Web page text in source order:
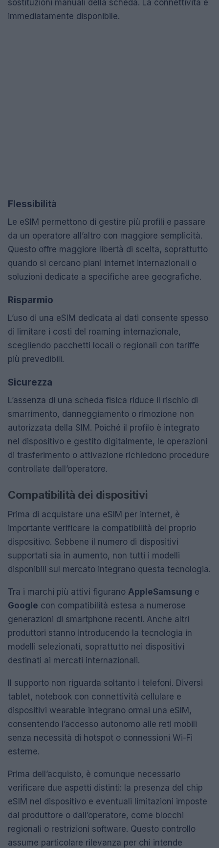
sostituzioni manuali della scheda. La connettività è
immediatamente disponibile.
Flessibilità
Le eSIM permettono di gestire più profili e passare
da un operatore all’altro con maggiore semplicità.
Questo offre maggiore libertà di scelta, soprattutto
quando si cercano piani internet internazionali o
soluzioni dedicate a specifiche aree geografiche.
Risparmio
L’uso di una eSIM dedicata ai dati consente spesso
di limitare i costi del roaming internazionale,
scegliendo pacchetti locali o regionali con tariffe
più prevedibili.
Sicurezza
L’assenza di una scheda fisica riduce il rischio di
smarrimento, danneggiamento o rimozione non
autorizzata della SIM. Poiché il profilo è integrato
nel dispositivo e gestito digitalmente, le operazioni
di trasferimento o attivazione richiedono procedure
controllate dall’operatore.
Compatibilità dei dispositivi
Prima di acquistare una eSIM per internet, è
importante verificare la compatibilità del proprio
dispositivo. Sebbene il numero di dispositivi
supportati sia in aumento, non tutti i modelli
disponibili sul mercato integrano questa tecnologia.
Tra i marchi più attivi figurano AppleSamsung e
Google con compatibilità estesa a numerose
generazioni di smartphone recenti. Anche altri
produttori stanno introducendo la tecnologia in
modelli selezionati, soprattutto nei dispositivi
destinati ai mercati internazionali.
Il supporto non riguarda soltanto i telefoni. Diversi
tablet, notebook con connettività cellulare e
dispositivi wearable integrano ormai una eSIM,
consentendo l’accesso autonomo alle reti mobili
senza necessità di hotspot o connessioni Wi-Fi
esterne.
Prima dell’acquisto, è comunque necessario
verificare due aspetti distinti: la presenza del chip
eSIM nel dispositivo e eventuali limitazioni imposte
dal produttore o dall’operatore, come blocchi
regionali o restrizioni software. Questo controllo
assume particolare rilevanza per chi intende